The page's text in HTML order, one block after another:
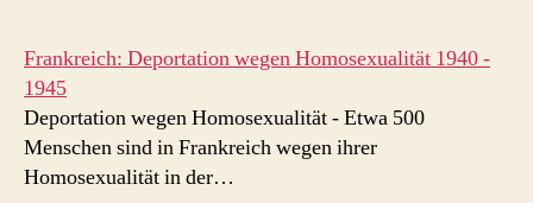
Frankreich: Deportation wegen Homosexualität 1940 -
1945
Deportation wegen Homosexualität - Etwa 500
Menschen sind in Frankreich wegen ihrer
Homosexualität in der…